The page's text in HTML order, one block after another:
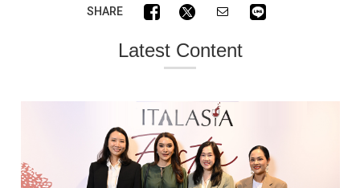
SHARE
Latest Content